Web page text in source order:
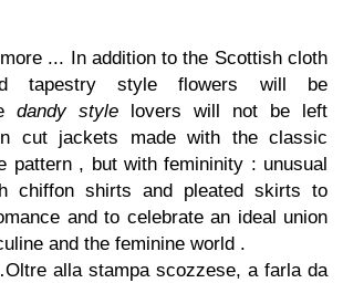
... In addition to the Scottish cloth
tapestry style flowers will be
dandy style lovers will not be left
cut jackets made ​​with the classic
pattern , but with femininity : unusual
chiffon shirts and pleated skirts to
and to celebrate an ideal union
and the feminine world .
Oltre alla stampa scozzese, a farla da